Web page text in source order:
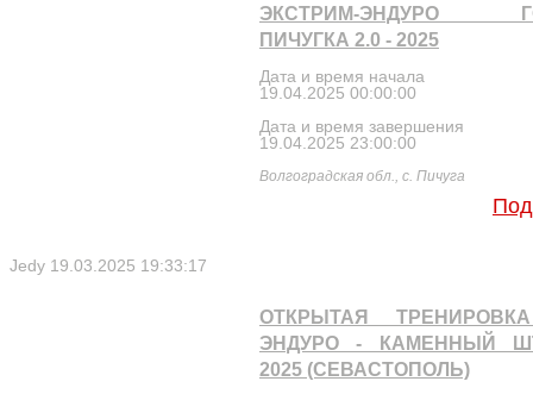
ЭКСТРИМ-ЭНДУРО
ПИЧУГКА 2.0 - 2025
Дата и время начала
19.04.2025 00:00:00
Дата и время завершения
19.04.2025 23:00:00
Волгоградская обл., с. Пичуга
Jedy 19.03.2025 19:33:17
ОТКРЫТАЯ
ЭНДУРО - КАМЕННЫЙ
2025 (СЕВАСТОПОЛЬ)